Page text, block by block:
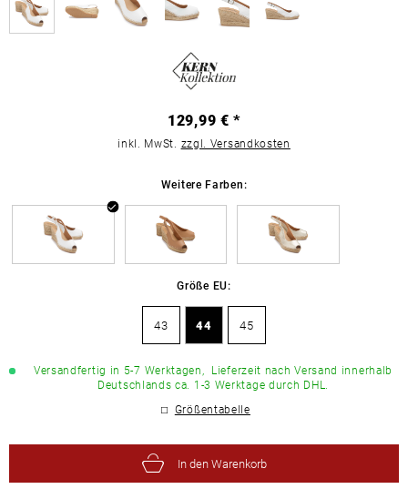
129,99 € *
inkl. MwSt. zzgl. Versandkosten
Weitere Farben:
Größe EU:
43 44 45
Versandfertig in 5-7 Werktagen, Lieferzeit nach Versand innerhalb
Deutschlands ca. 1-3 Werktage durch DHL.
Größentabelle
In den Warenkorb